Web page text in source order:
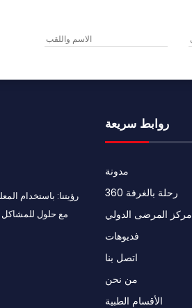
رؤيتنا: باستخدام
مع حلول
روابط سريعة
مدونة
رحلة بالغرفة 360
مركز المرضى الدولي
فديوهات
اتصل بنا
من نحن
الأقسام الطبية